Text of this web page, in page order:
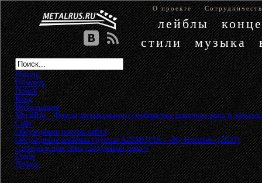
О проекте
лейблы
стили
музыка
Начало
Помощь
Поиск
Вход
Регистрация
MetalRus - Форум музыкального сообщества тяжелого рока и металла
Сайт»
Обсуждение постов сайта»
Обсуждение альбома группы AZIMUT19 - «By Horizon» (2023)
« предыдущая тема следующая тема »
Ответ
Печать